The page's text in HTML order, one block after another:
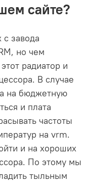
сайте?
завода
но чем
радиатор и
В случае
на бюджетную
и плата
частоты
на vrm.
и на хороших
По этому мы
тыльным